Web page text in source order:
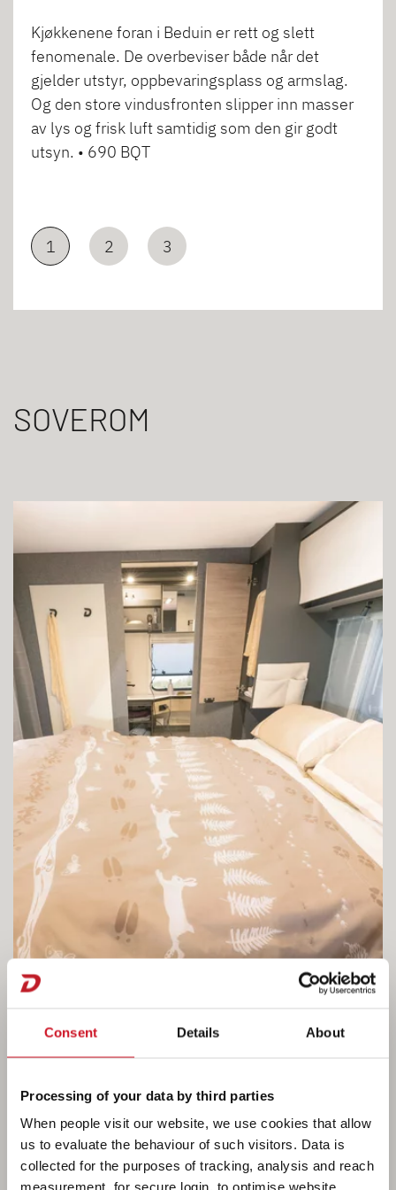
Consent Details About
Processing of your data by third parties
When people visit our website, we use cookies that allow
us to evaluate the behaviour of such visitors. Data is
collected for the purposes of tracking, analysis and reach
measurement, for secure login, to optimise website
Kjøkkenene foran i Beduin er rett og slett
fenomenale. De overbeviser både når det
gjelder utstyr, oppbevaringsplass og armslag.
Og den store vindusfronten slipper inn masser
av lys og frisk luft samtidig som den gir godt
utsyn. • 690 BQT
1 2 3
SOVEROM
Livet i Beduin Scandinavia
Den romslige midtstilte dobbeltsengen kan
flyttes forover og bakover og gir bedre tilgang til
badet om dagen. Under sengen er det et stort